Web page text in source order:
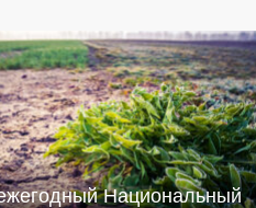
Национальный